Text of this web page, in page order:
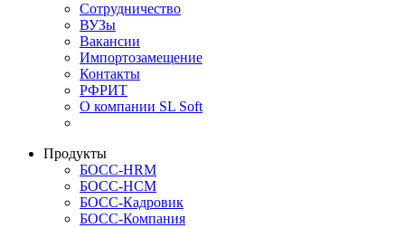
Сотрудничество
ВУЗы
Вакансии
Импортозамещение
Контакты
РФРИТ
О компании SL Soft
Продукты
БОСС-HRM
БОСС-HCM
БОСС-Кадровик
БОСС-Компания